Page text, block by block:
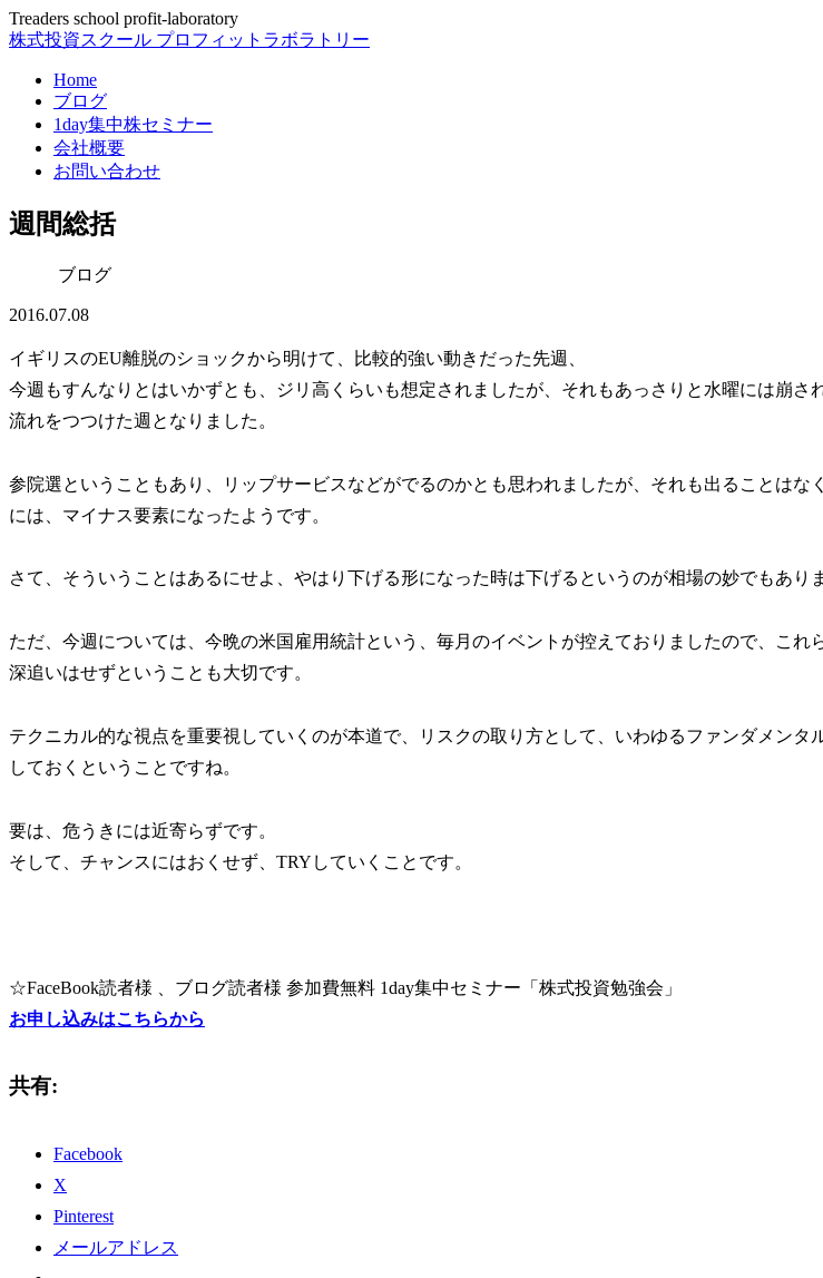
Treaders school profit-laboratory
株式投資スクール プロフィットラボラトリー
Home
ブログ
1day集中株セミナー
会社概要
お問い合わせ
週間総括
ブログ
2016.07.08
イギリスのEU離脱のショックから明けて、比較的強い動きだった先週、
今週もすんなりとはいかずとも、ジリ高くらいも想定されましたが、それもあっさりと水曜には崩さ
流れをつつけた週となりました。
参院選ということもあり、リップサービスなどがでるのかとも思われましたが、それも出ることはな
には、マイナス要素になったようです。
さて、そういうことはあるにせよ、やはり下げる形になった時は下げるというのが相場の妙でもあり
ただ、今週については、今晩の米国雇用統計という、毎月のイベントが控えておりましたので、これ
深追いはせずということも大切です。
テクニカル的な視点を重要視していくのが本道で、リスクの取り方として、いわゆるファンダメンタ
しておくということですね。
要は、危うきには近寄らずです。
そして、チャンスにはおくせず、TRYしていくことです。
☆FaceBook読者様 、ブログ読者様 参加費無料 1day集中セミナー「株式投資勉強会」
お申し込みはこちらから
共有:
Facebook
X
Pinterest
メールアドレス